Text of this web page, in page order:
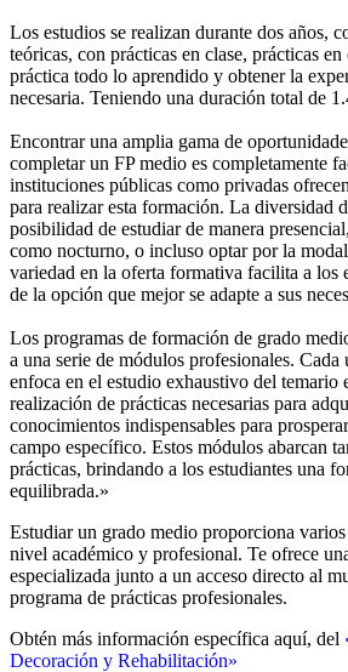
Los estudios se realizan durante dos años,
teóricas, con prácticas en clase, prácticas en
práctica todo lo aprendido y obtener la
necesaria. Teniendo una duración total de
Encontrar una amplia gama de
completar un FP medio es completamente
instituciones públicas como privadas
para realizar esta formación. La diversidad
posibilidad de estudiar de manera
como nocturno, o incluso optar por la
variedad en la oferta formativa facilita a los
de la opción que mejor se adapte a sus
Los programas de formación de grado
a una serie de módulos profesionales. Cada
enfoca en el estudio exhaustivo del temario
realización de prácticas necesarias para
conocimientos indispensables para
campo específico. Estos módulos abarcan
prácticas, brindando a los estudiantes una
equilibrada.»
Estudiar un grado medio proporciona varios
nivel académico y profesional. Te ofrece
especializada junto a un acceso directo al
programa de prácticas profesionales.
Obtén más información específica aquí, del
Decoración y Rehabilitación»